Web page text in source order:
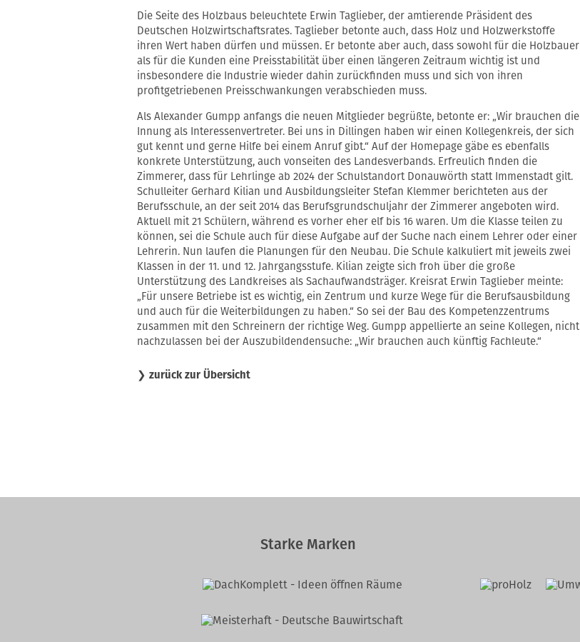
Die Seite des Holzbaus beleuchtete Erwin Taglieber, der amtierende Präsident des
Deutschen Holzwirtschaftsrates. Taglieber betonte auch, dass Holz und Holzwerkstoffe
ihren Wert haben dürfen und müssen. Er betonte aber auch, dass sowohl für die Holzbauer
als für die Kunden eine Preisstabilität über einen längeren Zeitraum wichtig ist und
insbesondere die Industrie wieder dahin zurückfinden muss und sich von ihren
profitgetriebenen Preisschwankungen verabschieden muss.
Als Alexander Gumpp anfangs die neuen Mitglieder begrüßte, betonte er: „Wir brauchen die
Innung als Interessenvertreter. Bei uns in Dillingen haben wir einen Kollegenkreis, der sich
gut kennt und gerne Hilfe bei einem Anruf gibt.“ Auf der Homepage gäbe es ebenfalls
konkrete Unterstützung, auch vonseiten des Landesverbands. Erfreulich finden die
Zimmerer, dass für Lehrlinge ab 2024 der Schulstandort Donauwörth statt Immenstadt gilt.
Schulleiter Gerhard Kilian und Ausbildungsleiter Stefan Klemmer berichteten aus der
Berufsschule, an der seit 2014 das Berufsgrundschuljahr der Zimmerer angeboten wird.
Aktuell mit 21 Schülern, während es vorher eher elf bis 16 waren. Um die Klasse teilen zu
können, sei die Schule auch für diese Aufgabe auf der Suche nach einem Lehrer oder einer
Lehrerin. Nun laufen die Planungen für den Neubau. Die Schule kalkuliert mit jeweils zwei
Klassen in der 11. und 12. Jahrgangsstufe. Kilian zeigte sich froh über die große
Unterstützung des Landkreises als Sachaufwandsträger. Kreisrat Erwin Taglieber meinte:
„Für unsere Betriebe ist es wichtig, ein Zentrum und kurze Wege für die Berufsausbildung
und auch für die Weiterbildungen zu haben.“ So sei der Bau des Kompetenzzentrums
zusammen mit den Schreinern der richtige Weg. Gumpp appellierte an seine Kollegen, nicht
nachzulassen bei der Auszubildendensuche: „Wir brauchen auch künftig Fachleute.“
❯ zurück zur Übersicht
Starke Marken